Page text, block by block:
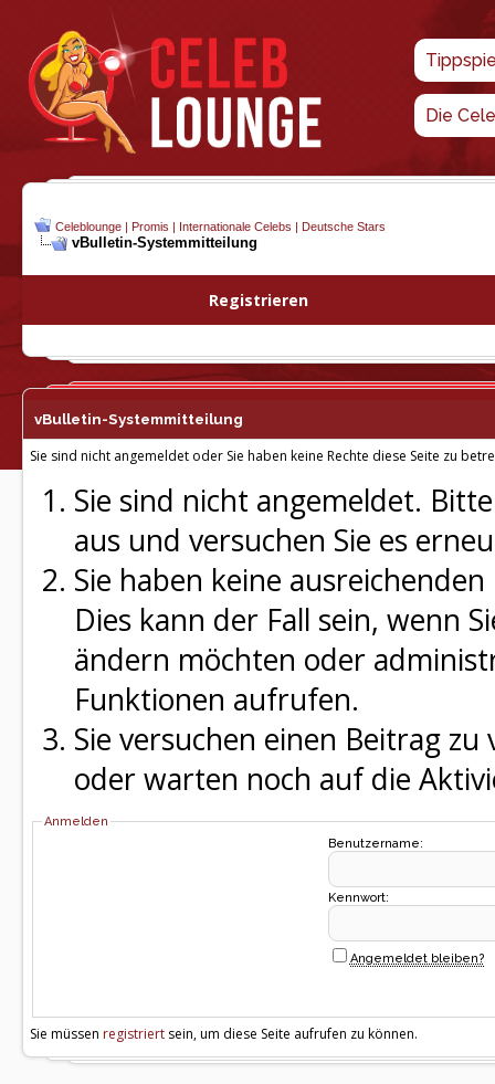
Die
Celeblounge | Promis | Internationale Celebs | Deutsche Stars
vBulletin-Systemmitteilung
Registrieren
vBulletin-Systemmitteilung
Sie sind nicht angemeldet oder Sie haben keine Rechte diese Seite zu
Sie sind nicht angemeldet.
aus und versuchen Sie es
Sie haben keine
Dies kann der Fall sein, wenn
ändern möchten oder
Funktionen aufrufen.
Sie versuchen einen Beitrag
oder warten noch auf die
Anmelden
Benutzername:
Kennwort:
Angemeldet bleiben?
Sie müssen registriert sein, um diese Seite aufrufen zu können.